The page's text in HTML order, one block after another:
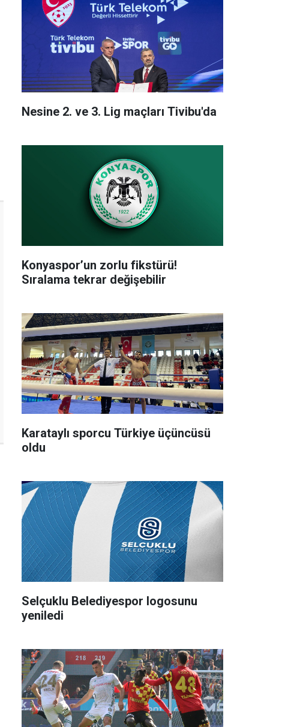
Nesine 2. ve 3. Lig maçları Tivibu'da
Konyaspor’un zorlu fikstürü!
Sıralama tekrar değişebilir
Karataylı sporcu Türkiye üçüncüsü
oldu
Selçuklu Belediyespor logosunu
yeniledi